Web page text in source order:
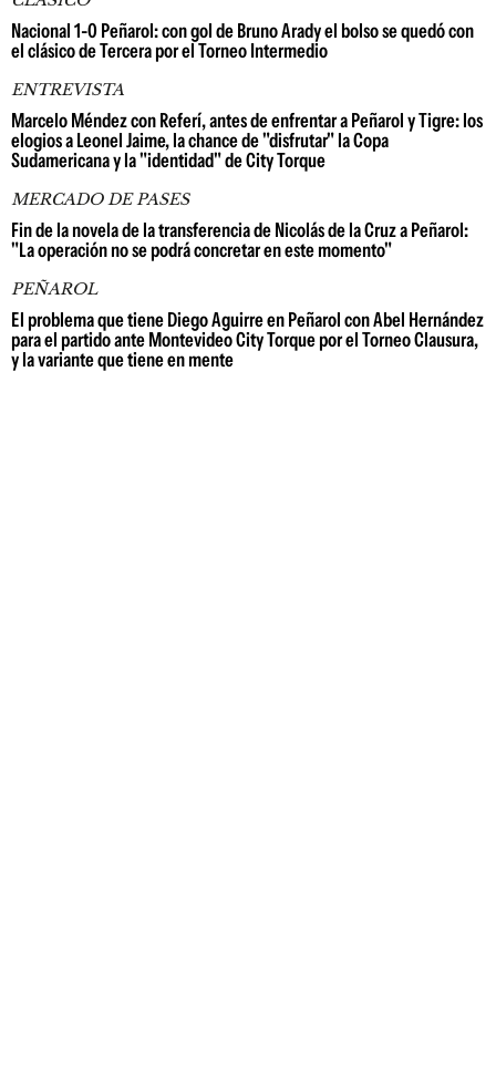
Nacional 1-0 Peñarol: con gol de Bruno Arady el bolso se quedó con
el clásico de Tercera por el Torneo Intermedio
ENTREVISTA
Marcelo Méndez con Referí, antes de enfrentar a Peñarol y Tigre: los
elogios a Leonel Jaime, la chance de "disfrutar" la Copa
Sudamericana y la "identidad" de City Torque
MERCADO DE PASES
Fin de la novela de la transferencia de Nicolás de la Cruz a Peñarol:
"La operación no se podrá concretar en este momento"
PEÑAROL
El problema que tiene Diego Aguirre en Peñarol con Abel Hernández
para el partido ante Montevideo City Torque por el Torneo Clausura,
y la variante que tiene en mente